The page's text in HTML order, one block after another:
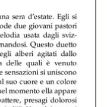
Orchestra del
Teatro Regio di
Torino diretta da
Pinchas Steinberg